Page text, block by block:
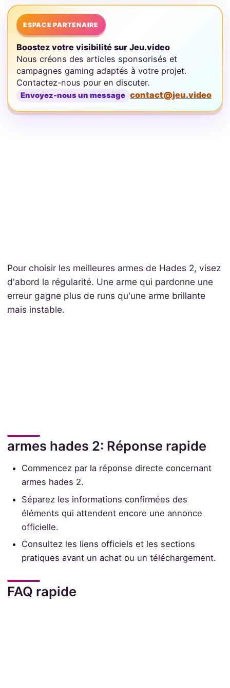
ESPACE PARTENAIRE
Boostez votre visibilité sur Jeu.video
Nous créons des articles sponsorisés et
campagnes gaming adaptés à votre projet.
Contactez-nous pour en discuter.
Envoyez-nous un message contact@jeu.video
Pour choisir les meilleures armes de Hades 2, visez
d'abord la régularité. Une arme qui pardonne une
erreur gagne plus de runs qu'une arme brillante
mais instable.
armes hades 2: Réponse rapide
Commencez par la réponse directe concernant
armes hades 2.
Séparez les informations confirmées des
éléments qui attendent encore une annonce
officielle.
Consultez les liens officiels et les sections
pratiques avant un achat ou un téléchargement.
FAQ rapide